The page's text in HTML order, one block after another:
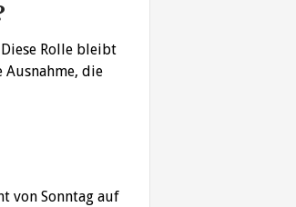
Rolle bleibt
Ausnahme, die
von Sonntag auf